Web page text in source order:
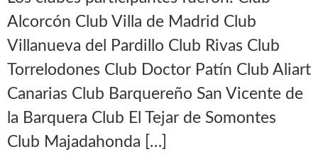
Alcorcón Club Villa de Madrid Club
Villanueva del Pardillo Club Rivas Club
Torrelodones Club Doctor Patín Club Aliart
Canarias Club Barquereño San Vicente de
la Barquera Club El Tejar de Somontes
Club Majadahonda […]